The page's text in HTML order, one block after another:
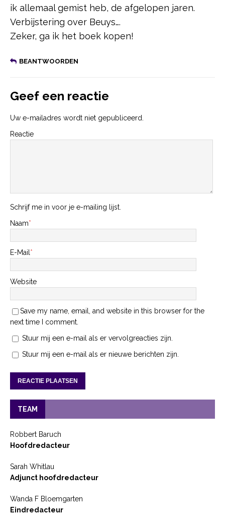
ik allemaal gemist heb, de afgelopen jaren.
Verbijstering over Beuys….
Zeker, ga ik het boek kopen!
BEANTWOORDEN
Geef een reactie
Uw e-mailadres wordt niet gepubliceerd.
Reactie
Schrijf me in voor je e-mailing lijst.
Naam*
E-Mail*
Website
Save my name, email, and website in this browser for the
next time I comment.
Stuur mij een e-mail als er vervolgreacties zijn.
Stuur mij een e-mail als er nieuwe berichten zijn.
TEAM
Robbert Baruch
Hoofdredacteur
Sarah Whitlau
Adjunct hoofdredacteur
Wanda F Bloemgarten
Eindredacteur